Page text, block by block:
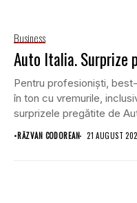
Business
Auto Italia. Surprize
Pentru profesioniști,
în ton cu vremurile,
surprizele pregătite de
•RĂZVAN CODOREAN 21 AUGUST